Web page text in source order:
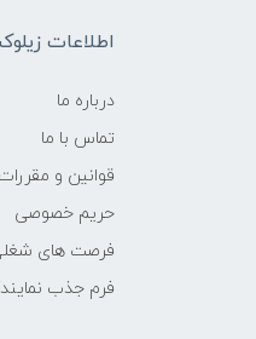
اطلاعات
درباره ما
تماس با ما
قوانین و مقررات
حریم خصوصی
فرصت های
فرم جذب